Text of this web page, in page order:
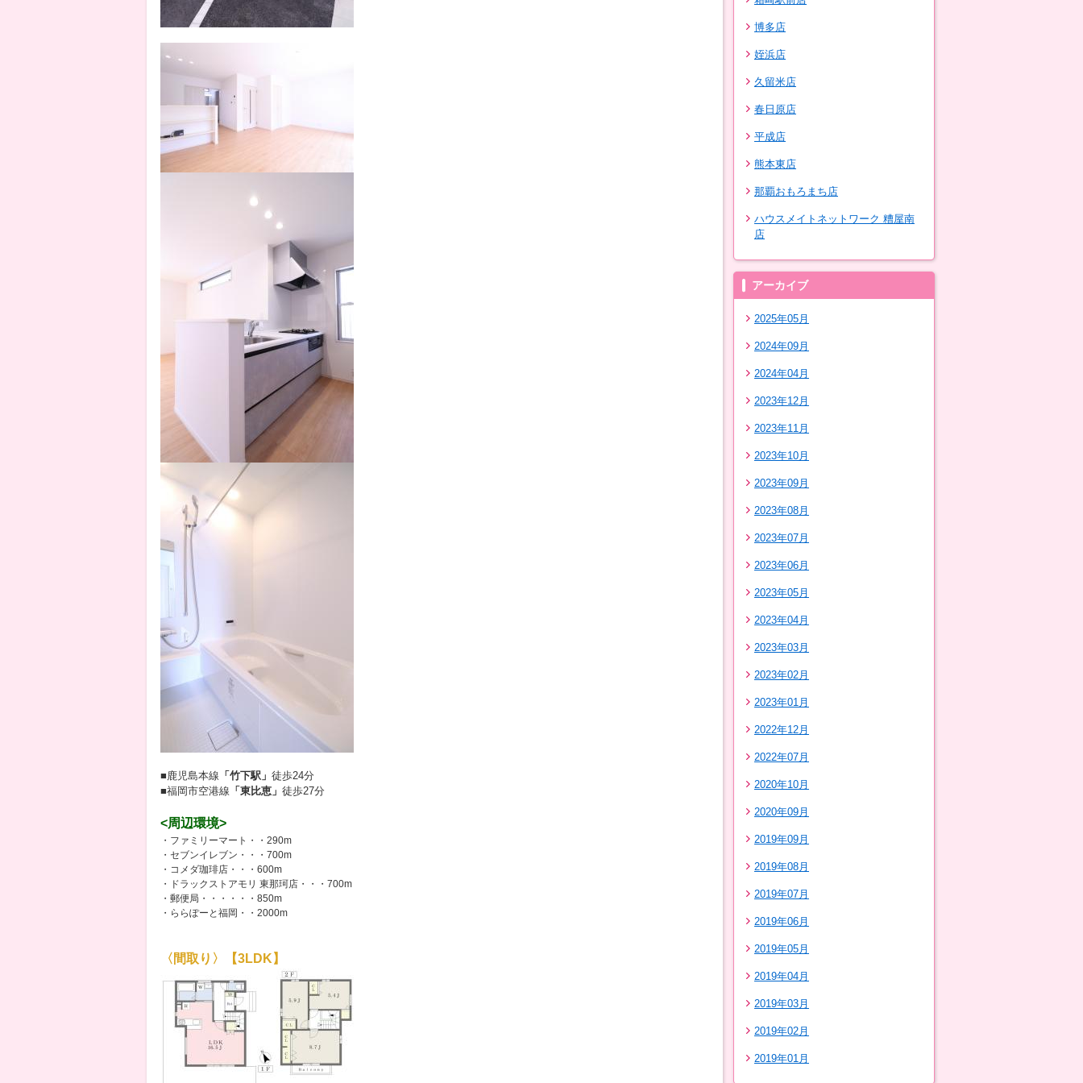
■鹿児島本線 「竹下駅」 徒歩24分
■福岡市空港線 「東比恵」 徒歩27分
<周辺環境>
・ファミリーマート・・290m
・セブンイレブン・・・700m
・コメダ珈琲店・・・600m
・ドラックストアモリ 東那珂店・・・700m
・郵便局・・・・・・850m
・ららぽーと福岡・・2000m
〈間取り〉【3LDK】
博多店
姪浜店
久留米店
春日原店
平成店
熊本東店
那覇おもろまち店
ハウスメイトネットワーク 糟屋南
店
アーカイブ
2025年05月
2024年09月
2024年04月
2023年12月
2023年11月
2023年10月
2023年09月
2023年08月
2023年07月
2023年06月
2023年05月
2023年04月
2023年03月
2023年02月
2023年01月
2022年12月
2022年07月
2020年10月
2020年09月
2019年09月
2019年08月
2019年07月
2019年06月
2019年05月
2019年04月
2019年03月
2019年02月
2019年01月